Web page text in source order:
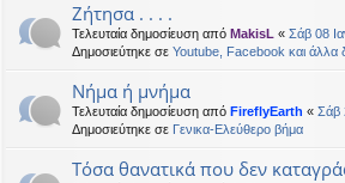
Ζήτησα . . . .
Τελευταία δημοσίευση από MakisL « Σάβ 08
Δημοσιεύτηκε σε Youtube, Facebook και άλλα
Νήμα ή μνήμα
Τελευταία δημοσίευση από FireflyEarth « Σάβ
Δημοσιεύτηκε σε Γενικα-Ελεύθερο βήμα
Τόσα θανατικά που δεν